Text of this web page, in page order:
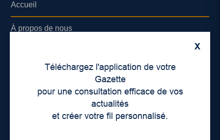
X
Téléchargez l'application de votre
Gazette
pour une consultation efficace de vos
actualités
et créer votre fil personnalisé.
Accueil
À propos de nous
Lieux de distribution